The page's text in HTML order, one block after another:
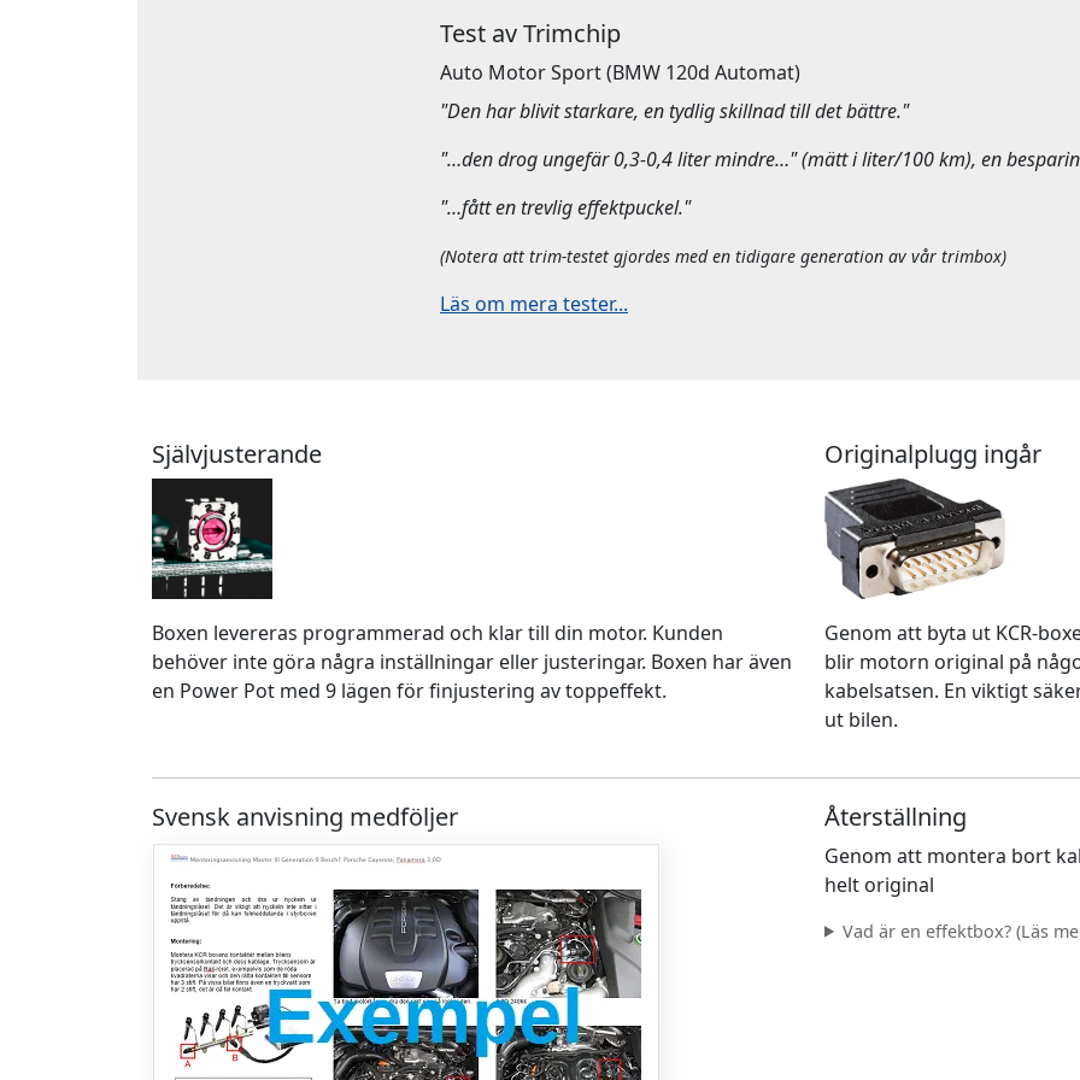
Test av Trimchip
Auto Motor Sport(BMW 120d Automat)
"Den har blivit starkare, en tydlig skillnad till det bättre."
"…den drog ungefär 0,3-0,4 liter mindre…" (mätt i liter/100 km), en
"…fått en trevlig effektpuckel."
(Notera att trim-testet gjordes med en tidigare generation av vår trimbox)
Läs om mera tester...
Självjusterande
Boxen levereras programmerad och klar till din motor. Kunden
behöver inte göra några inställningar eller justeringar. Boxen har även
en Power Pot med 9 lägen för finjustering av toppeffekt.
Originalplugg ingår
Genom att byta ut KCR-
blir motorn original på
kabelsatsen. En viktigt
ut bilen.
Svensk anvisning medföljer Återställning
Genom att montera bort
helt original
Vad är en effektbox? (Läs